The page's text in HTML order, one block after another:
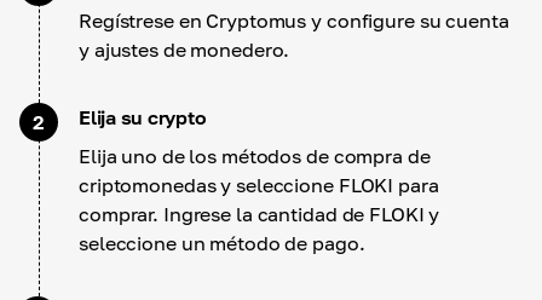
Regístrese en Cryptomus y configure su cuenta
y ajustes de monedero.
2
Elija su crypto
Elija uno de los métodos de compra de
criptomonedas y seleccione FLOKI para
comprar. Ingrese la cantidad de FLOKI y
seleccione un método de pago.